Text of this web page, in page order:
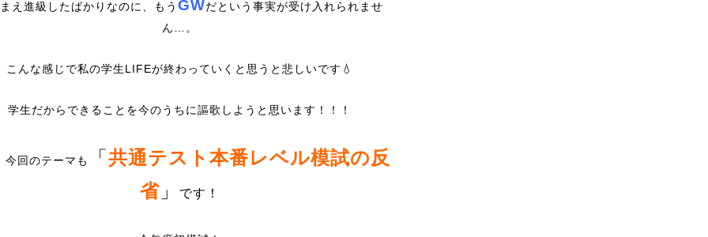
え進級したばかりなのに、もう GWだという事実が受け入れられませ
ん…。
こんな感じで私の学生LIFEが終わっていくと思うと悲しいです💧
学生だからできることを今のうちに謳歌しようと思います！！！
今回のテーマも 「 共通テスト本番レベル模試の反
省 」 です！